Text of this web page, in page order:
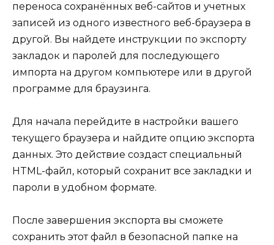
переноса сохранённых веб-сайтов и учетных
записей из одного известного веб-браузера в
другой. Вы найдете инструкции по экспорту
закладок и паролей для последующего
импорта на другом компьютере или в другой
программе для браузинга.
Для начала перейдите в настройки вашего
текущего браузера и найдите опцию экспорта
данных. Это действие создаст специальный
HTML-файл, который сохранит все закладки и
пароли в удобном формате.
После завершения экспорта вы сможете
сохранить этот файл в безопасной папке на